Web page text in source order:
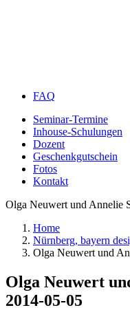
FAQ
Seminar-Termine
Inhouse-Schulungen
Dozent
Geschenkgutschein
Fotos
Kontakt
Olga Neuwert und Annelie
Home
Nürnberg, bayern
Olga Neuwert und
Olga Neuwert
2014-05-05